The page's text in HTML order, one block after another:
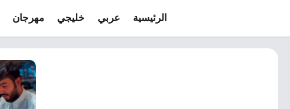
الرئيسية عربي خليجي مهرجان